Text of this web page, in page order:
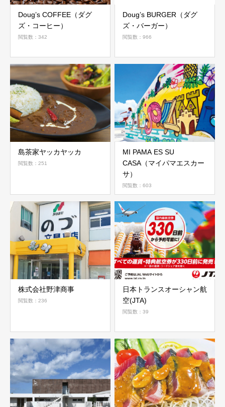
Doug’s COFFEE（ダグ
ズ・コーヒー）
閲覧数：342
Doug’s BURGER（ダグ
ズ・バーガー）
閲覧数：966
島茶家ヤッカヤッカ
閲覧数：251
MI PAMA ES SU
CASA（マイパマエスカー
サ）
閲覧数：603
株式会社野津商事
閲覧数：236
日本トランスオーシャン航
空(JTA)
閲覧数：39